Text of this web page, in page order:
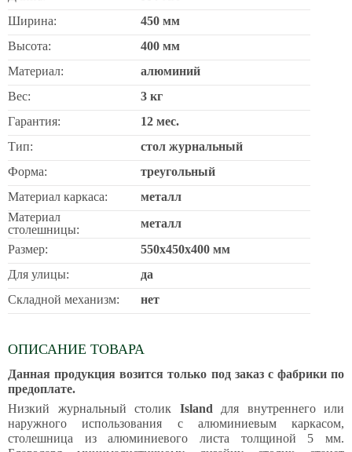
Ширина:
450 мм
Высота:
400 мм
Материал:
алюминий
Вес:
3 кг
Гарантия:
12 мес.
Тип:
стол журнальный
Форма:
треугольный
Материал каркаса:
металл
Материал
столешницы:
металл
Размер:
550х450х400 мм
Для улицы:
да
Складной механизм:
нет
ОПИСАНИЕ ТОВАРА
Данная продукция возится только под заказ с фабрики по
предоплате.
Низкий журнальный столик Island для внутреннего или
наружного использования с алюминиевым каркасом,
столешница из алюминиевого листа толщиной 5 мм.